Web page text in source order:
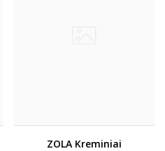
ZOLA Kreminiai